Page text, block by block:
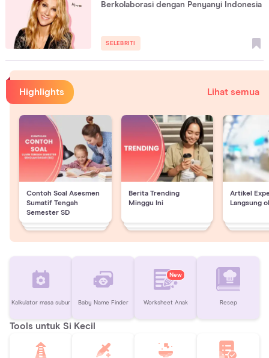
Berkolaborasi dengan Penyanyi Indonesia
SELEBRITI
Highlights Lihat semua
Contoh Soal Asesmen
Sumatif Tengah
Semester SD
Berita Trending
Minggu Ini
Artikel
Langsung
Kalkulator masa subur Baby Name Finder
New
Worksheet Anak Resep
Tools untuk Si Kecil